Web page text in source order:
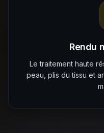
Rendu
Le traitement haute
peau, plis du tissu et